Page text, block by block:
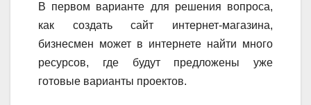
В первом варианте для решения вопроса,
как создать сайт интернет-магазина,
бизнесмен может в интернете найти много
ресурсов, где будут предложены уже
готовые варианты проектов.